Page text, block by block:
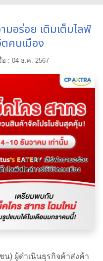
มอร่อย เติมเต็มไลฟ์
คนเมือง
อ : 04 ธ.ค. 2567
) ผู้ดำเนินธุรกิจค้าส่งค้า